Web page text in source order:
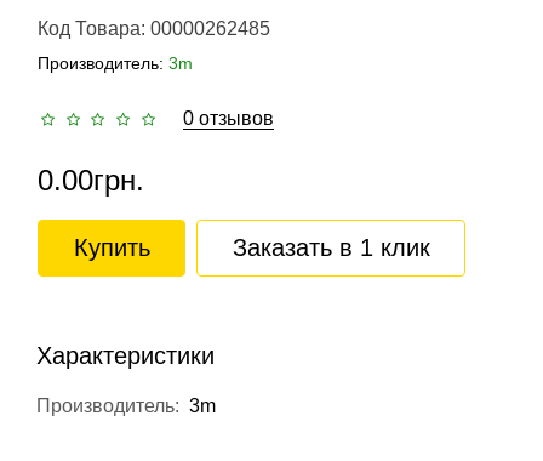
Код Товара: 00000262485
Производитель: 3m
0 отзывов
0.00грн.
Купить Заказать в 1 клик
Характеристики
Производитель: 3m